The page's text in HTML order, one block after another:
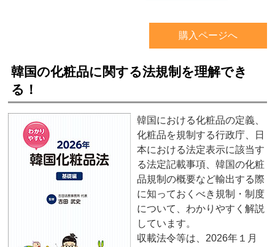
購入ページへ
韓国の化粧品に関する法規制を理解でき
る！
韓国における化粧品の定義、
化粧品を規制する行政庁、日
本における法定表示に該当す
る法定記載事項、韓国の化粧
品規制の概要など輸出する際
に知っておくべき規制・制度
について、わかりやすく解説
しています。
収載法令等は、2026年１月